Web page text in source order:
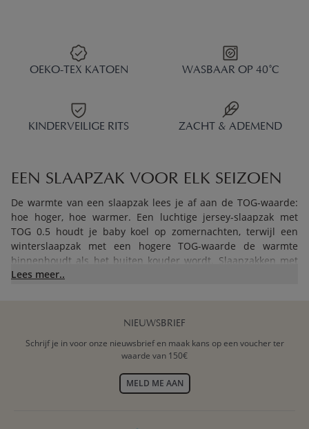
OEKO-TEX KATOEN WASBAAR OP 40°C
KINDERVEILIGE RITS ZACHT & ADEMEND
EEN SLAAPZAK VOOR ELK SEIZOEN
De warmte van een slaapzak lees je af aan de TOG-waarde:
hoe hoger, hoe warmer. Een luchtige jersey-slaapzak met
TOG 0.5 houdt je baby koel op zomernachten, terwijl een
winterslaapzak met een hogere TOG-waarde de warmte
binnenhoudt als het buiten kouder wordt. Slaapzakken met
een afritsbare mouw gaan nog een stap verder: je past de
complete babykamer collectievoor alles rond de eerste
NACHT MEEGAAN
Lees meer..
NIEUWSBRIEF
Schrijf je in voor onze nieuwsbrief en maak kans op een voucher ter
waarde van 150€
MELD ME AAN